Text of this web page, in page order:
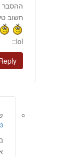
ההסבר
חשוב
:lol:
3 במרץ 2013 at 7:58